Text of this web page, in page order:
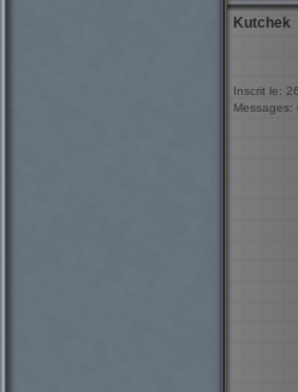
Kutchek
Inscrit le:
Messages: